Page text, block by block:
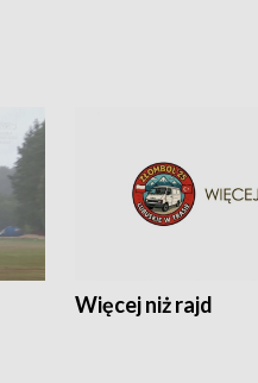
Więcej niż rajd